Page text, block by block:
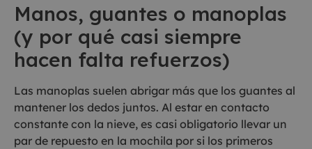
Manos, guantes o manoplas
(y por qué casi siempre
hacen falta refuerzos)
Las manoplas suelen abrigar más que los guantes al
mantener los dedos juntos. Al estar en contacto
constante con la nieve, es casi obligatorio llevar un
par de repuesto en la mochila por si los primeros